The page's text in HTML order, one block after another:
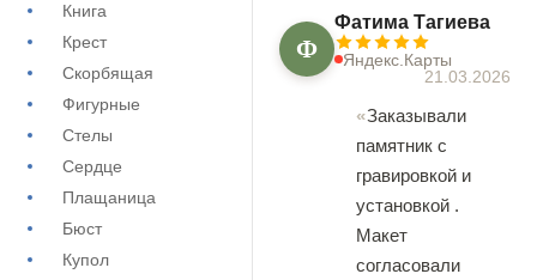
Книга
Крест
Скорбящая
Фигурные
Стелы
Сердце
Плащаница
Бюст
Купол
Ф
Фатима Тагиева
Яндекс.Карты
21.03.2026
Заказывали
памятник с
гравировкой и
установкой .
Макет
согласовали